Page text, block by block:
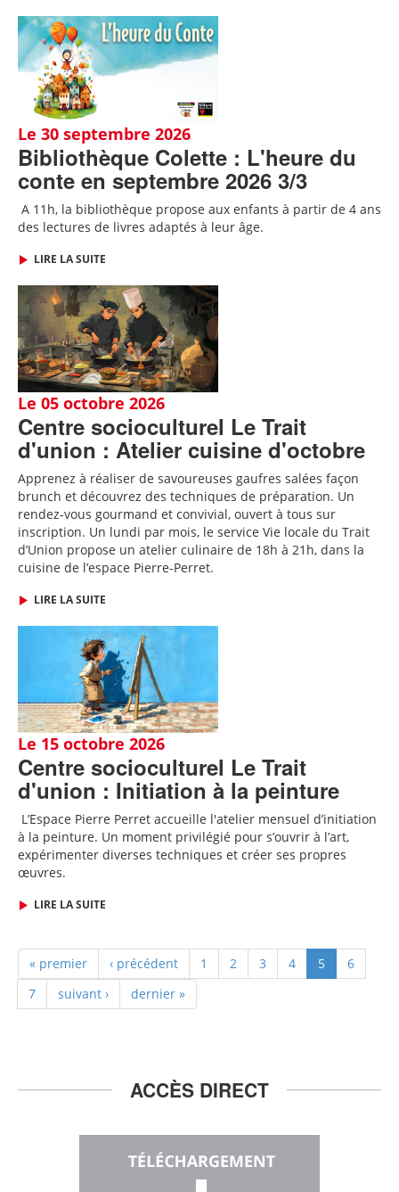
Le 30 septembre 2026
Bibliothèque Colette : L'heure du
conte en septembre 2026 3/3
A 11h, la bibliothèque propose aux enfants à partir de 4 ans
des lectures de livres adaptés à leur âge.
LIRE LA SUITE
Le 05 octobre 2026
Centre socioculturel Le Trait
d'union : Atelier cuisine d'octobre
Apprenez à réaliser de savoureuses gaufres salées façon
brunch et découvrez des techniques de préparation. Un
rendez-vous gourmand et convivial, ouvert à tous sur
inscription. Un lundi par mois, le service Vie locale du Trait
d’Union propose un atelier culinaire de 18h à 21h, dans la
cuisine de l’espace Pierre-Perret.
LIRE LA SUITE
Le 15 octobre 2026
Centre socioculturel Le Trait
d'union : Initiation à la peinture
L’Espace Pierre Perret accueille l'atelier mensuel d’initiation
à la peinture. Un moment privilégié pour s’ouvrir à l’art,
expérimenter diverses techniques et créer ses propres
œuvres.
LIRE LA SUITE
« premier ‹ précédent 1 2 3 4 5
6
7
suivant › dernier »
ACCÈS DIRECT